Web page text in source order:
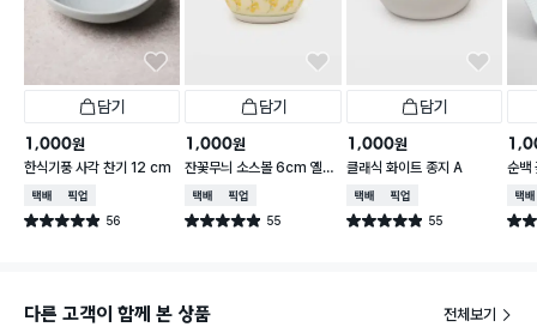
담기
1,000원
한식기풍 사각 찬기 12 cm
택배배송매장픽업
별점 4.9점 56
건 작성
담기
1,000원
잔꽃무늬 소스볼 6cm 옐로
우
택배배송매장픽업
별점 4.9점 55
건 작성
담기
1,000원
클래식 화이트 종지 A
택배배송매장픽업
별점 4.9점 55
건 작성
순백
택배
별점
다른 고객이 함께 본 상품 전체보기